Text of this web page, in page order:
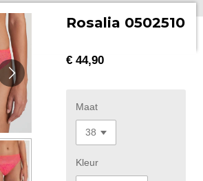
Rosalia 0502510
€ 44,90
Maat
Kleur